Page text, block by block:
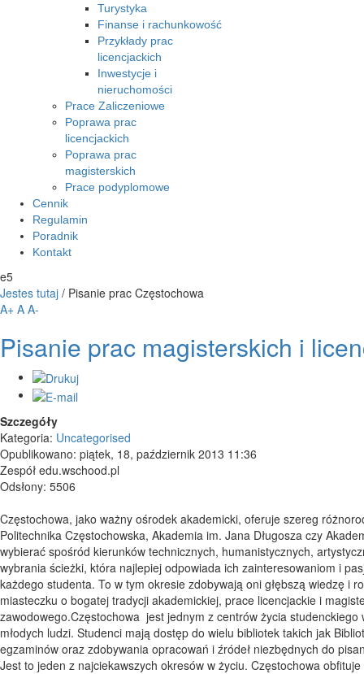
Turystyka
Finanse i rachunkowość
Przykłady prac
licencjackich
Inwestycje i
nieruchomości
Prace Zaliczeniowe
Poprawa prac
licencjackich
Poprawa prac
magisterskich
Prace podyplomowe
Cennik
Regulamin
Poradnik
Kontakt
e5
Jestes tutaj / Pisanie prac Częstochowa
A+ A A-
Pisanie prac magisterskich i
Szczegóły
Kategoria: Uncategorised
Opublikowano: piątek, 18, październik 2013 11:36
Zespół edu.wschood.pl
Odsłony: 5506
Częstochowa, jako ważny ośrodek akademicki, oferuje szereg
Politechnika Częstochowska, Akademia im. Jana Długosza czy
wybierać spośród kierunków technicznych, humanistycznych,
wybrania ścieżki, która najlepiej odpowiada ich zainteresowaniom i
każdego studenta. To w tym okresie zdobywają oni głębszą wiedzę i
miasteczku o bogatej tradycji akademickiej, prace licencjackie i
zawodowego.Częstochowa jest jednym z centrów życia
młodych ludzi. Studenci mają dostęp do wielu bibliotek takich jak
egzaminów oraz zdobywania opracowań i źródeł niezbędnych do
Jest to jeden z najciekawszych okresów w życiu. Częstochowa